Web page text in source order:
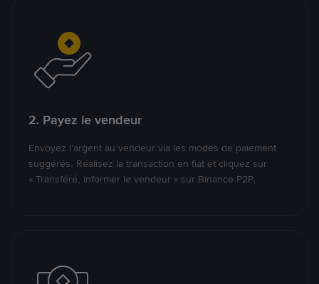
2. Payez le vendeur
Envoyez l’argent au vendeur via les modes de paiement
suggérés. Réalisez la transaction en fiat et cliquez sur
« Transféré, informer le vendeur » sur Binance P2P.